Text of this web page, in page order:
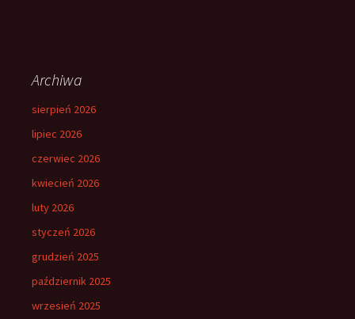
Archiwa
sierpień 2026
lipiec 2026
czerwiec 2026
kwiecień 2026
luty 2026
styczeń 2026
grudzień 2025
październik 2025
wrzesień 2025